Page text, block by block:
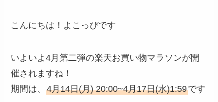
こんにちは！よこっぴです
いよいよ4月第二弾の楽天お買い物マラソンが開
催されますね！
期間は、4月14日(月) 20:00~4月17日(水)1:59です